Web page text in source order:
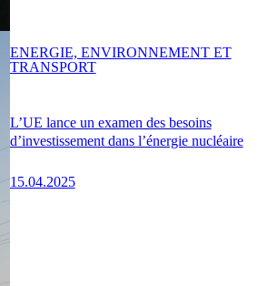
L’UE lance un examen des besoins
d’investissement dans l’énergie nucléaire
15.04.2025
ENERGIE, ENVIRONNEMENT ET
TRANSPORT